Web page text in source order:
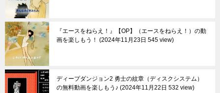
『エースをねらえ！』【OP】（エースをねらえ！）の動
画を楽しもう！
2024年11月23日 545 view
ディープダンジョン2 勇士の紋章（ディスクシステム）
の無料動画を楽しもう♪ 2024年11月22日 532 view